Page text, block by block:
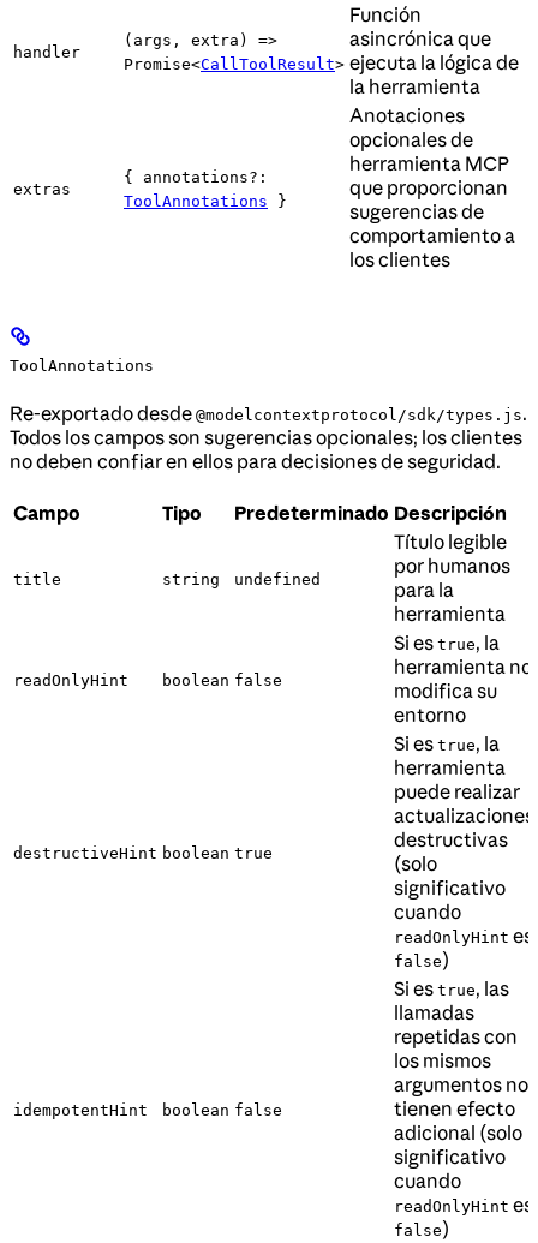
handler
(args, extra) =>
Promise<CallToolResult>
Función
asincrónica que
ejecuta la lógica de
la herramienta
extras
{ annotations?:
ToolAnnotations }
Anotaciones
opcionales de
herramienta MCP
que proporcionan
sugerencias de
comportamiento a
los clientes
ToolAnnotations
Re-exportado desde @modelcontextprotocol/sdk/types.js.
Todos los campos son sugerencias opcionales; los clientes
no deben confiar en ellos para decisiones de seguridad.
Campo Tipo Predeterminado Descripción
title string undefined
Título legible
por humanos
para la
herramienta
readOnlyHint boolean false
Si es true, la
herramienta no
modifica su
entorno
destructiveHint boolean true
Si es true, la
herramienta
puede realizar
actualizaciones
destructivas
(solo
significativo
cuando
readOnlyHint es
false)
idempotentHint boolean false
Si es true, las
llamadas
repetidas con
los mismos
argumentos no
tienen efecto
adicional (solo
significativo
cuando
readOnlyHint es
false)